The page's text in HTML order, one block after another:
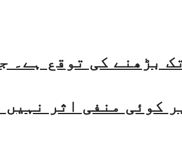
کوئی منفی اثر